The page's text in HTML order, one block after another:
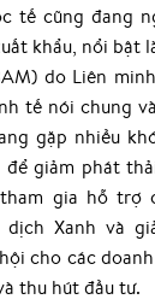
tế cũng đang
khẩu, nổi bật
do Liên
tế nói chung
gặp nhiều
giảm phát
gia hỗ trợ
dịch Xanh và
cho các
thu hút đầu tư.